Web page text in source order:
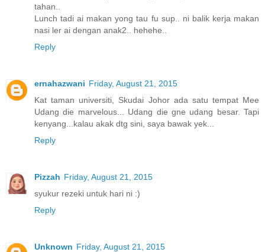
tahan..
Lunch tadi ai makan yong tau fu sup.. ni balik kerja makan
nasi ler ai dengan anak2.. hehehe..
Reply
ernahazwani Friday, August 21, 2015
Kat taman universiti, Skudai Johor ada satu tempat Mee
Udang die marvelous... Udang die gne udang besar. Tapi
kenyang...kalau akak dtg sini, saya bawak yek...
Reply
Pizzah Friday, August 21, 2015
syukur rezeki untuk hari ni :)
Reply
Unknown Friday, August 21, 2015